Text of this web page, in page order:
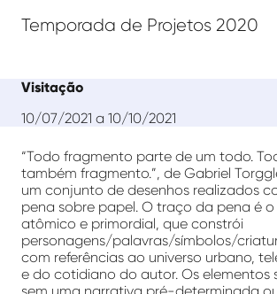
Temporada de Projetos 2020
Visitação
10/07/2021 a 10/10/2021
“Todo fragmento parte de um todo.
também fragmento.”, de Gabriel
um conjunto de desenhos realizados
pena sobre papel. O traço da pena é
atômico e primordial, que constrói
personagens/palavras/símbolos/
com referências ao universo urbano,
e do cotidiano do autor. Os elementos